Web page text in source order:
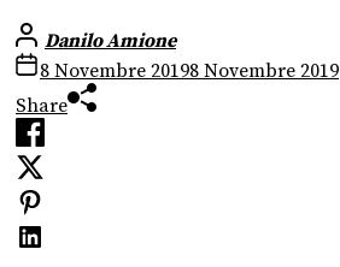
Danilo Amione
8 Novembre 20198 Novembre 2019
Share